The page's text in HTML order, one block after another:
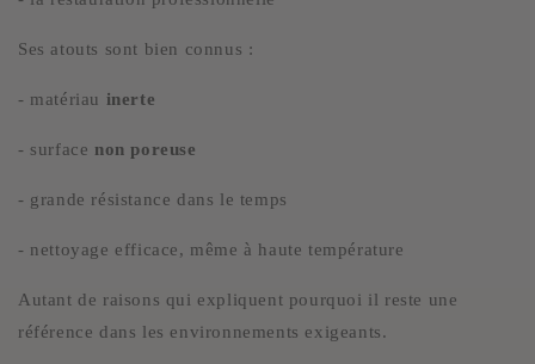
Ses atouts sont bien connus :
- matériau inerte
- surface non poreuse
- grande résistance dans le temps
- nettoyage efficace, même à haute température
Autant de raisons qui expliquent pourquoi il reste une
référence dans les environnements exigeants.